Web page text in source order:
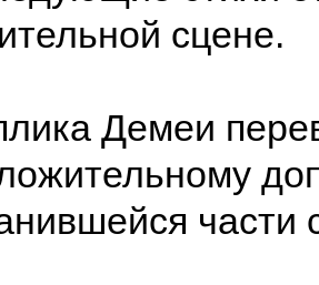
сцене.
Демеи
части